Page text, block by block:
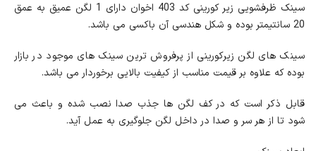
سینک ظرفشویی زیر کورینی کد 403 اخوان دارای 1 لگن عمیق به عمق
20 سانتیمتر بوده و شکل هندسی آن باکسی می باشد.
سینک های لگن زیرکورینی از پرفروش ترین سینک های موجود در بازار
بوده که علاوه بر قیمت مناسب از کیفیت بالایی برخوردار می باشد.
قابل ذکر است که در کف لگن ها جذب صدا نصب شده و باعث می
شود تا از هر سر و صدا در داخل لگن جلوگیری به عمل آید.